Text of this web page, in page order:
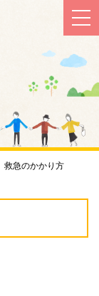
救急のかかり方